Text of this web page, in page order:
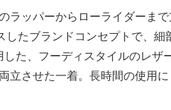
ッパーからローライダーま
たブランドコンセプトで、
た、フーディスタイルのレザ
立させた一着。長時間の使用